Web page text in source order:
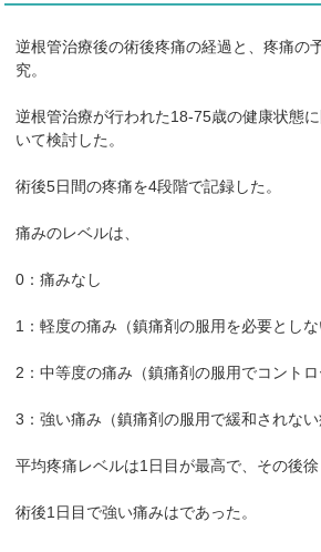
逆根管治療後の術後疼痛の経過と、疼痛の
究。
逆根管治療が行われた18-75歳の健康状態
いて検討した。
術後5日間の疼痛を4段階で記録した。
痛みのレベルは、
0：痛みなし
1：軽度の痛み（鎮痛剤の服用を必要としな
2：中等度の痛み（鎮痛剤の服用でコントロ
3：強い痛み（鎮痛剤の服用で緩和されない
平均疼痛レベルは1日目が最高で、その後徐
術後1日目で強い痛みはであった。